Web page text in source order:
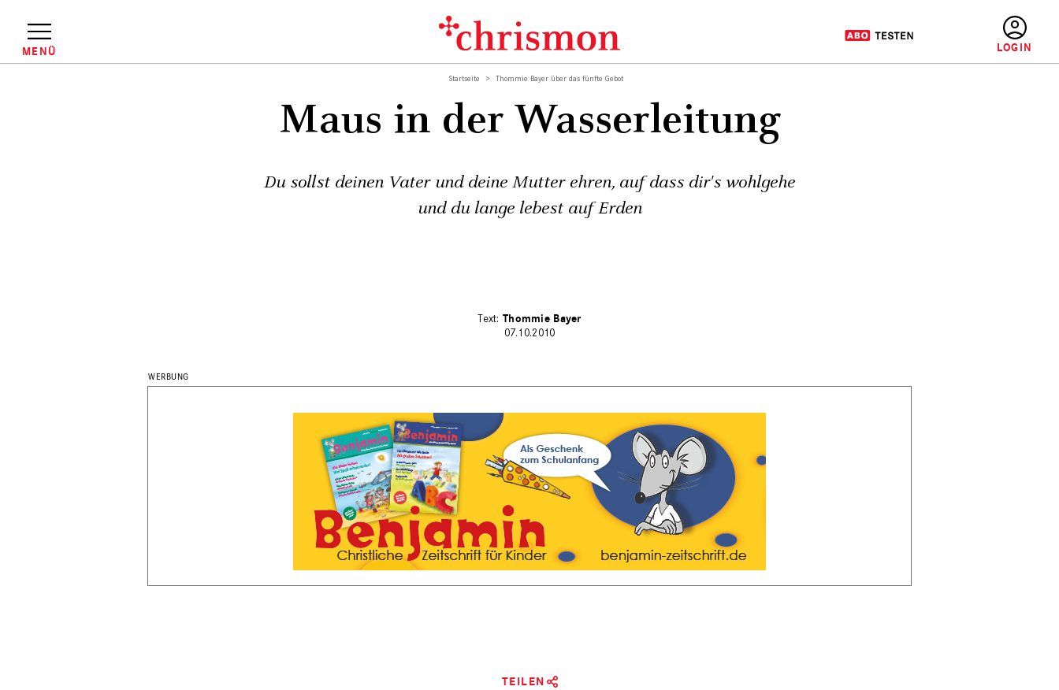
Inhalt
MENÜ
Startseite Thommie Bayer über das fünfte Gebot
Maus in der Wasserleitung
Du sollst deinen Vater und deine Mutter ehren, auf dass dir's wohlgehe
und du lange lebest auf Erden
Thommie Bayer
07.10.2010
TEILEN